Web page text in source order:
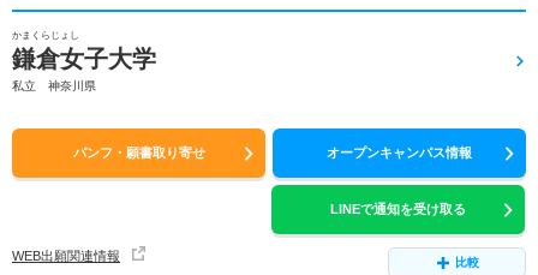
かまくらじょし
鎌倉女子大学
私立 神奈川県
パンフ・願書取り寄せ オープンキャンパス情報
LINEで通知を受け取る
WEB出願関連情報 比較